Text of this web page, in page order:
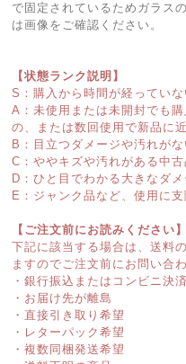
で固定されているためガラス
は画像をご確認ください。
【状態ランク説明】
S：購入から時間が経ってい
A：未使用または未開封でも
の、または数回使用で新品に
B：目立つダメージや汚れがな
C：ややキズや汚れがある中古
D：ひと目でわかる大きなダ
E：ジャンク品など、使用に
【ご注文前にお読みください】
下記に該当する場合は、送料
ますのでご注文前にお問い合
・銀行振込またはコンビニ決
・お届け先が離島
・直接引き取り希望
・レターパック希望
・複数同梱発送希望